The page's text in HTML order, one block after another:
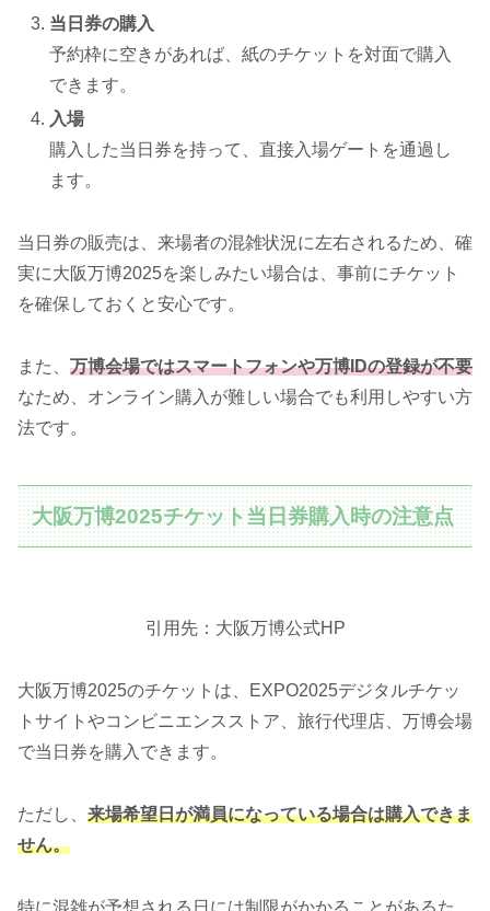
当日券の購入
予約枠に空きがあれば、紙のチケットを対面で購入
できます。
入場
購入した当日券を持って、直接入場ゲートを通過し
ます。
当日券の販売は、来場者の混雑状況に左右されるため、確
実に大阪万博2025を楽しみたい場合は、事前にチケット
を確保しておくと安心です。
また、 万博会場ではスマートフォンや万博IDの登録が不要
なため、オンライン購入が難しい場合でも利用しやすい方
法です。
大阪万博2025チケット当日券購入時の注意点
引用先：大阪万博公式HP
大阪万博2025のチケットは、EXPO2025デジタルチケッ
トサイトやコンビニエンスストア、旅行代理店、万博会場
で当日券を購入できます。
ただし、 来場希望日が満員になっている場合は購入できま
せん。
特に混雑が予想される日には制限がかかることがあるた